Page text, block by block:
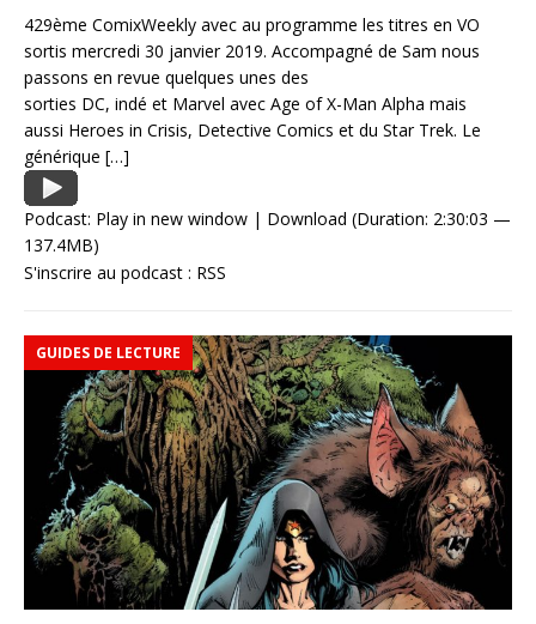
429ème ComixWeekly avec au programme les titres en VO
sortis mercredi 30 janvier 2019. Accompagné de Sam nous
passons en revue quelques unes des
sorties DC, indé et Marvel avec Age of X-Man Alpha mais
aussi Heroes in Crisis, Detective Comics et du Star Trek. Le
générique […]
Podcast: Play in new window | Download (Duration: 2:30:03 —
137.4MB)
S'inscrire au podcast : RSS
GUIDES DE LECTURE